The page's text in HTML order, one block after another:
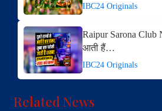
IBC24 Originals
Raipur Sarona Club
आती हैं…
IBC24 Originals
Related News